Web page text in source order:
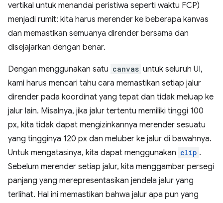
vertikal untuk menandai peristiwa seperti waktu FCP)
menjadi rumit: kita harus merender ke beberapa kanvas
dan memastikan semuanya dirender bersama dan
disejajarkan dengan benar.
Dengan menggunakan satu canvas untuk seluruh UI,
kami harus mencari tahu cara memastikan setiap jalur
dirender pada koordinat yang tepat dan tidak meluap ke
jalur lain. Misalnya, jika jalur tertentu memiliki tinggi 100
px, kita tidak dapat mengizinkannya merender sesuatu
yang tingginya 120 px dan meluber ke jalur di bawahnya.
Untuk mengatasinya, kita dapat menggunakan clip .
Sebelum merender setiap jalur, kita menggambar persegi
panjang yang merepresentasikan jendela jalur yang
terlihat. Hal ini memastikan bahwa jalur apa pun yang